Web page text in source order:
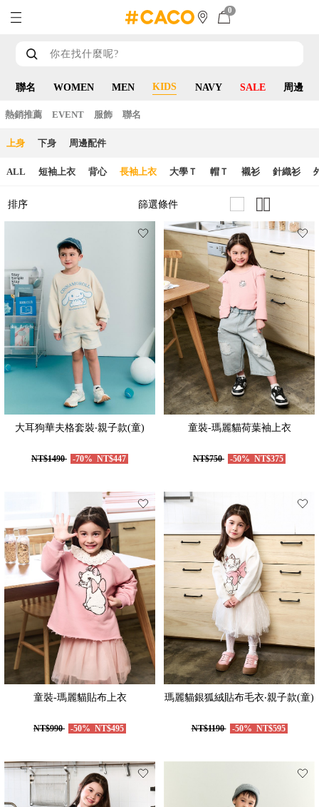
0
聯名 WOMEN MEN KIDS NAVY SALE 周邊
熱銷推薦 EVENT 服飾 聯名
上身 下身 周邊配件
ALL 短袖上衣 背心 長袖上衣 大學Ｔ 帽Ｔ 襯衫 針織衫
排序 篩選條件
大耳狗華夫格套裝‧親子款(童)
NT$1490 -70% NT$447
童裝-瑪麗貓荷葉袖上衣
NT$750 -50% NT$375
童裝-瑪麗貓貼布上衣
NT$990 -50% NT$495
瑪麗貓銀狐絨貼布毛衣‧親子款(童)
NT$1190 -50% NT$595